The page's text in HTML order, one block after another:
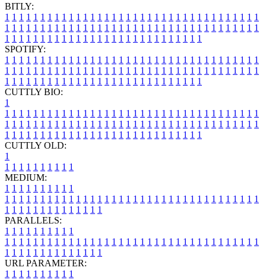
BITLY:
1 1 1 1 1 1 1 1 1 1 1 1 1 1 1 1 1 1 1 1 1 1 1 1 1 1 1 1 1 1 1 1 1 1 1 1
1 1 1 1 1 1 1 1 1 1 1 1 1 1 1 1 1 1 1 1 1 1 1 1 1 1 1 1 1 1 1 1 1 1 1 1
1 1 1 1 1 1 1 1 1 1 1 1 1 1 1 1 1 1 1 1 1 1 1 1 1 1 1 1
SPOTIFY:
1 1 1 1 1 1 1 1 1 1 1 1 1 1 1 1 1 1 1 1 1 1 1 1 1 1 1 1 1 1 1 1 1 1 1 1
1 1 1 1 1 1 1 1 1 1 1 1 1 1 1 1 1 1 1 1 1 1 1 1 1 1 1 1 1 1 1 1 1 1 1 1
1 1 1 1 1 1 1 1 1 1 1 1 1 1 1 1 1 1 1 1 1 1 1 1 1 1 1 1
CUTTLY BIO:
1
1 1 1 1 1 1 1 1 1 1 1 1 1 1 1 1 1 1 1 1 1 1 1 1 1 1 1 1 1 1 1 1 1 1 1 1
1 1 1 1 1 1 1 1 1 1 1 1 1 1 1 1 1 1 1 1 1 1 1 1 1 1 1 1 1 1 1 1 1 1 1 1
1 1 1 1 1 1 1 1 1 1 1 1 1 1 1 1 1 1 1 1 1 1 1 1 1 1 1 1
CUTTLY OLD:
1
1 1 1 1 1 1 1 1 1 1
MEDIUM:
1 1 1 1 1 1 1 1 1 1
1 1 1 1 1 1 1 1 1 1 1 1 1 1 1 1 1 1 1 1 1 1 1 1 1 1 1 1 1 1 1 1 1 1 1 1
1 1 1 1 1 1 1 1 1 1 1 1 1 1
PARALLELS:
1 1 1 1 1 1 1 1 1 1
1 1 1 1 1 1 1 1 1 1 1 1 1 1 1 1 1 1 1 1 1 1 1 1 1 1 1 1 1 1 1 1 1 1 1 1
1 1 1 1 1 1 1 1 1 1 1 1 1 1
URL PARAMETER:
1 1 1 1 1 1 1 1 1 1